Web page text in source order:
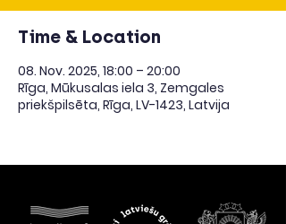
Time & Location
08. Nov. 2025, 18:00 – 20:00
Rīga, Mūkusalas iela 3, Zemgales
priekšpilsēta, Rīga, LV-1423, Latvija